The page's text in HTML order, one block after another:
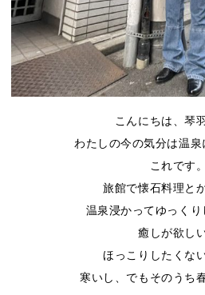
こんにちは、琴
わたしの今の気分は温泉
これです。
旅館で懐石料理と
温泉浸かってゆっくり
癒しが欲しい
ほっこりしたくな
寒いし、でもそのうち